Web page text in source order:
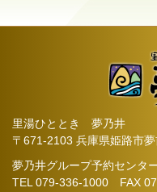
里湯ひととき 夢乃井
〒671-2103 兵庫県姫路市
夢乃井グループ予約センタ
TEL079-336-1000 FAX